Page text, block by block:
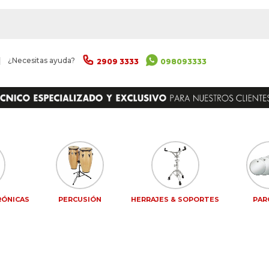
¿Necesitas ayuda? 2909 3333 098093333
PERCUSIÓN HERRAJES & SOPORTES